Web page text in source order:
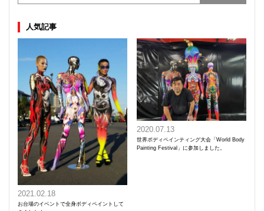
人気記事
2021.02.18
お台場のイベントで全身ボディペイントして
2020.07.13
世界ボディペインティング大会「World Body
Painting Festival」に参加しました。